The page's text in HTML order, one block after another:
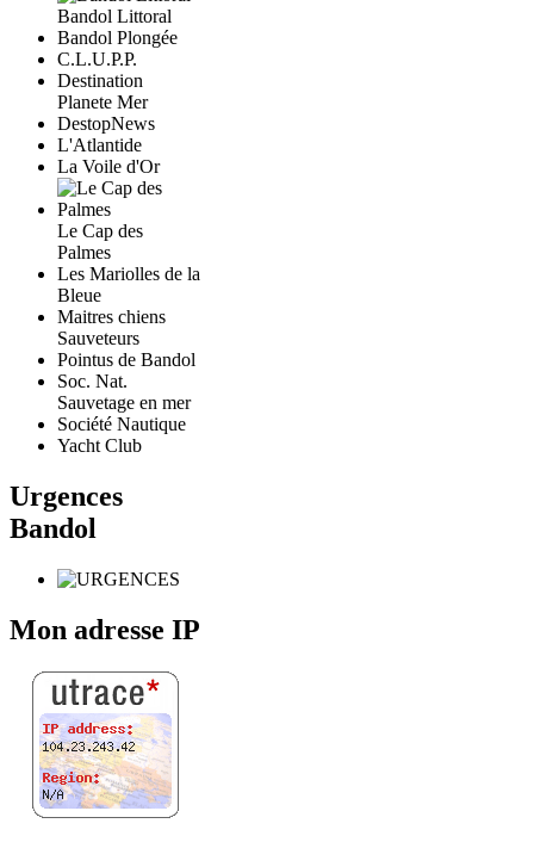
Bandol Littoral
Bandol Plongée
C.L.U.P.P.
Destination
Planete Mer
DestopNews
L'Atlantide
La Voile d'Or
Le Cap des
Palmes
Les Mariolles de la
Bleue
Maitres chiens
Sauveteurs
Pointus de Bandol
Soc. Nat.
Sauvetage en mer
Société Nautique
Yacht Club
Urgences
Bandol
Mon adresse IP